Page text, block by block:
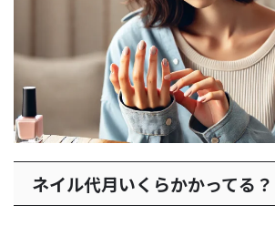
ネイル代月いくらかかってる？